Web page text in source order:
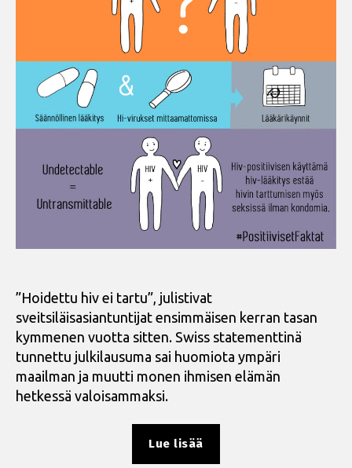
”Hoidettu hiv ei tartu”, julistivat
sveitsiläisasiantuntijat ensimmäisen kerran tasan
kymmenen vuotta sitten. Swiss statementtinä
tunnettu julkilausuma sai huomiota ympäri
maailman ja muutti monen ihmisen elämän
hetkessä valoisammaksi.
Lue lisää